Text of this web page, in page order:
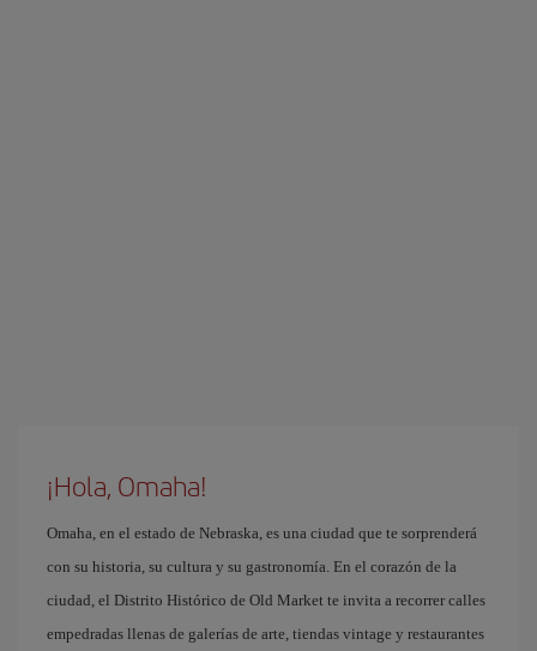
¡Hola, Omaha!
Omaha, en el estado de Nebraska, es una ciudad que te sorprenderá
con su historia, su cultura y su gastronomía. En el corazón de la
ciudad, el Distrito Histórico de Old Market te invita a recorrer calles
empedradas llenas de galerías de arte, tiendas vintage y restaurantes